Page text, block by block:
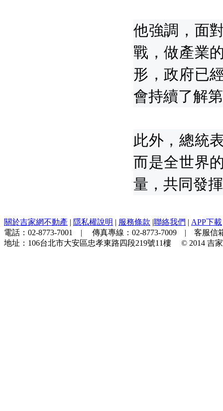
他強調，面
戰，做產業
形，政府已
會持續了解
此外，總統
而是全世界
量，共同發
關於吉家網不動產 | 隱私權說明 | 服務條款 |聯絡我們 | APP下載
電話： 02-8773-7001 | 傳真專線： 02-8773-7009 | 客服信
地址： 106台北市大安區忠孝東路四段219號11樓 © 2014 吉